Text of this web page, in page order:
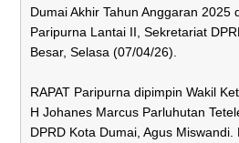
Dumai Akhir Tahun Anggaran 2025
Paripurna Lantai II, Sekretariat
Besar, Selasa (07/04/26).
RAPAT Paripurna dipimpin Wakil
H Johanes Marcus Parluhutan
DPRD Kota Dumai, Agus